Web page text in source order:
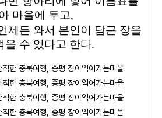
마을에 두고,
제든 와서 본인이 담근 장을
을 수 있다고 한다.